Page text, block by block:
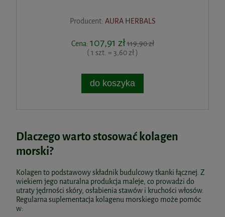
Producent: AURA HERBALS
Cena: 107,91 zł119,90 zł
( 1 szt. = 3,60 zł )
do koszyka
Dlaczego warto stosować kolagen
morski?
Kolagen to podstawowy składnik budulcowy tkanki łącznej. Z
wiekiem jego naturalna produkcja maleje, co prowadzi do
utraty jędrności skóry, osłabienia stawów i kruchości włosów.
Regularna suplementacja kolagenu morskiego może pomóc
w: